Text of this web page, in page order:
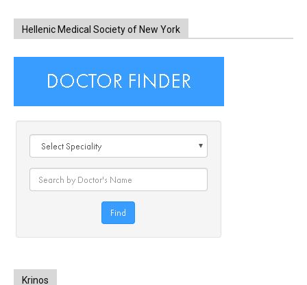
Hellenic Medical Society of New York
Krinos